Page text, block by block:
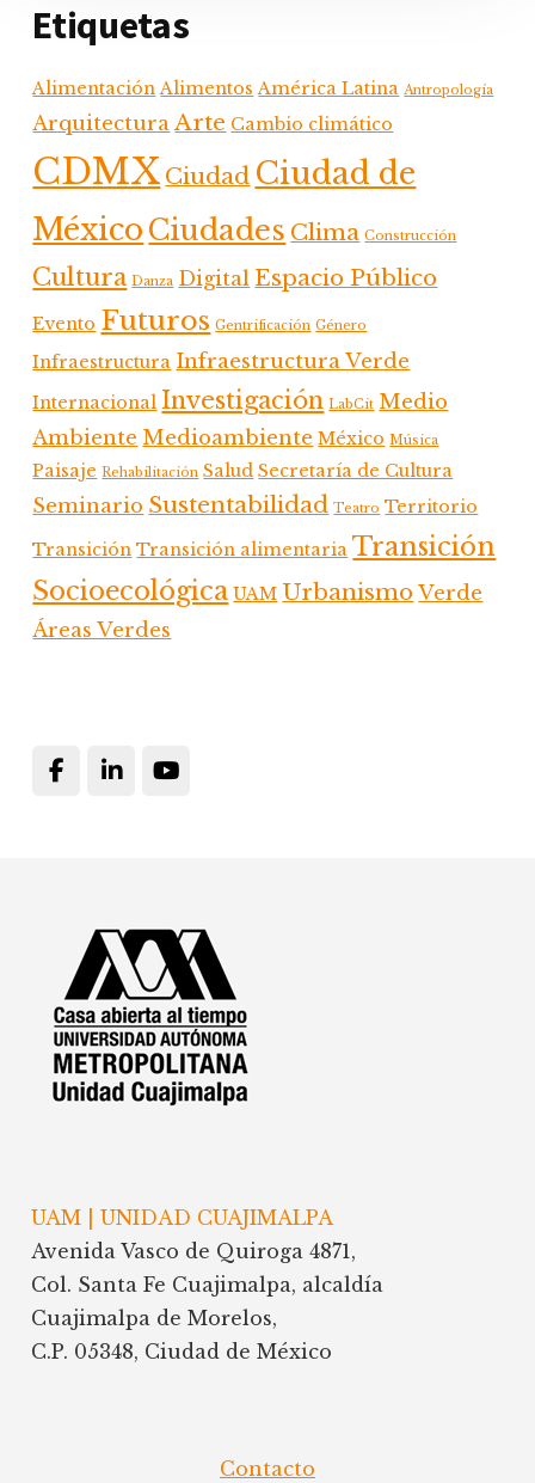
Etiquetas
Alimentación Alimentos América Latina Antropología
Arquitectura Arte Cambio climático
CDMX Ciudad Ciudad de
México Ciudades Clima Construcción
Cultura Danza Digital Espacio Público
Evento Futuros Gentrificación Género
Infraestructura Infraestructura Verde
Internacional Investigación LabCit Medio
Ambiente Medioambiente México Música
Paisaje Rehabilitación Salud Secretaría de Cultura
Seminario Sustentabilidad Teatro Territorio
Transición Transición alimentaria Transición
Socioecológica UAM Urbanismo Verde
Áreas Verdes
UAM | UNIDAD CUAJIMALPA
Avenida Vasco de Quiroga 4871,
Col. Santa Fe Cuajimalpa, alcaldía
Cuajimalpa de Morelos,
C.P. 05348, Ciudad de México
Contacto